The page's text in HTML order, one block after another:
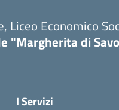
Liceo Economico
"Margherita di
I Servizi